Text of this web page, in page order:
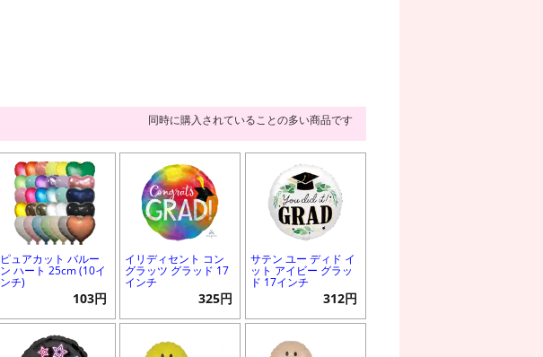
同時に購入されていることの多い商品です
ピュアカット バルー
ン ハート 25cm (10イ
ンチ)
103円
イリディセント コン
グラッツ グラッド 17
インチ
325円
サテン ユー ディド イ
ット アイビー グラッ
ド 17インチ
312円